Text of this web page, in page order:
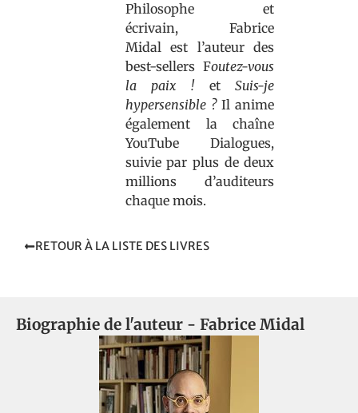
Philosophe et
écrivain,Fabrice
Midalest l’auteur des
best-sellersFoutez-vous
la paix !
etSuis-je
hypersensible ?Il anime
également la chaîne
YouTube Dialogues,
suivie par plus de deux
millions d’auditeurs
chaque mois.
RETOUR À LA LISTE DES LIVRES
Biographie de l'auteur - Fabrice Midal